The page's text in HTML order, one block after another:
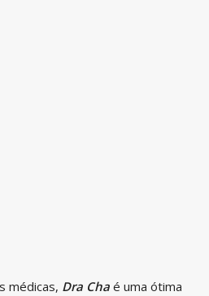
médicas, Dra Cha é uma ótima